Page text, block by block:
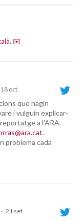
✉️
18 oct.
que hagin
i vulguin explicar-
a l'ARA.
.
problema cada
· 21 set.